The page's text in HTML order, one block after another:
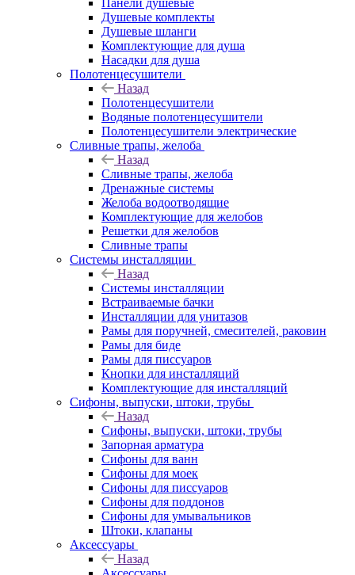
Панели душевые
Душевые комплекты
Душевые шланги
Комплектующие для душа
Насадки для душа
Полотенцесушители
Назад
Полотенцесушители
Водяные полотенцесушители
Полотенцесушители электрические
Сливные трапы, желоба
Назад
Сливные трапы, желоба
Дренажные системы
Желоба водоотводящие
Комплектующие для желобов
Решетки для желобов
Сливные трапы
Системы инсталляции
Назад
Системы инсталляции
Встраиваемые бачки
Инсталляции для унитазов
Рамы для поручней, смесителей, раковин
Рамы для биде
Рамы для писсуаров
Кнопки для инсталляций
Комплектующие для инсталляций
Сифоны, выпуски, штоки, трубы
Назад
Сифоны, выпуски, штоки, трубы
Запорная арматура
Сифоны для ванн
Сифоны для моек
Сифоны для писсуаров
Сифоны для поддонов
Сифоны для умывальников
Штоки, клапаны
Аксессуары
Назад